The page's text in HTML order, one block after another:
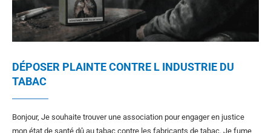
DÉPOSER PLAINTE CONTRE L INDUSTRIE DU
TABAC
Bonjour, Je souhaite trouver une association pour engager en justice
mon état de santé dû au tabac contre les fabricants de tabac. Je fume